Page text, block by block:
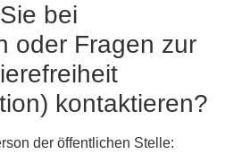
bei
oder Fragen zur
kontaktieren?
der öffentlichen Stelle: